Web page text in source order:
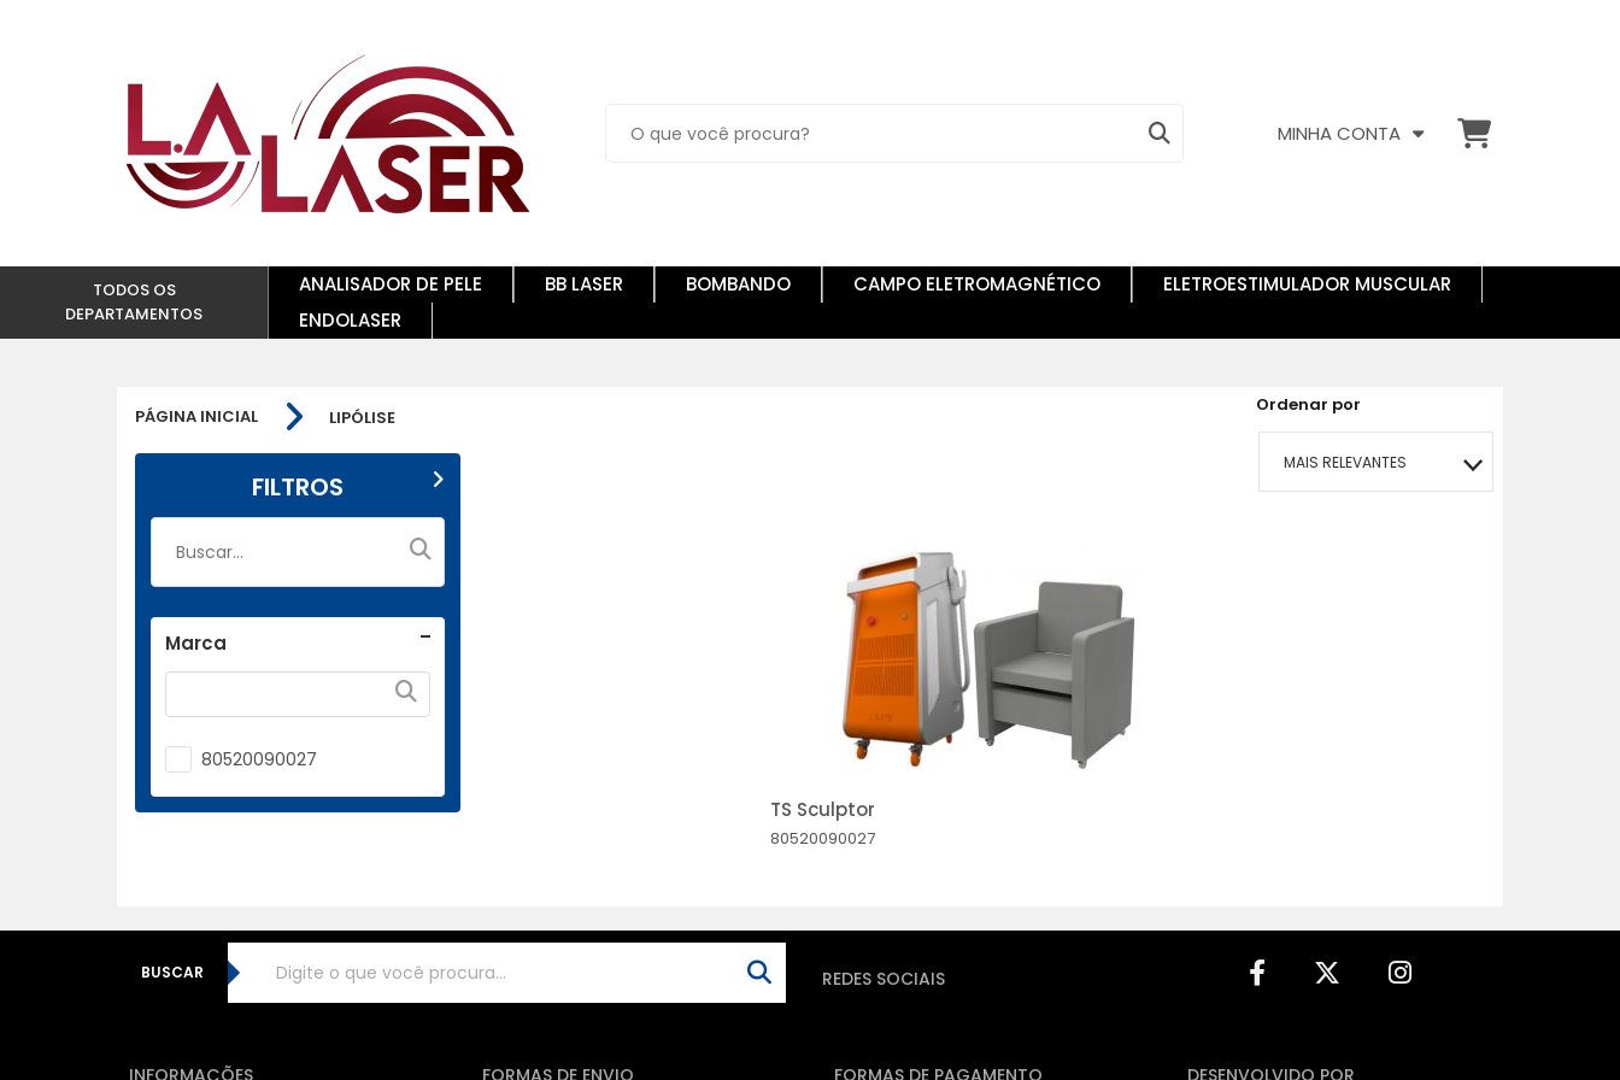
MINHA CONTA
TODOS OS
DEPARTAMENTOS
ANALISADOR DE PELE BB LASER BOMBANDO CAMPO ELETROMAGNÉTICO
ELETROESTIMULADOR MUSCULAR
ENDOLASER
PÁGINA INICIAL LIPÓLISE
Ordenar por
MAIS RELEVANTES
FILTROS
Marca
80520090027
TS Sculptor
80520090027
BUSCAR REDES SOCIAIS
INFORMAÇÕES FORMAS DE ENVIO FORMAS DE PAGAMENTO DESENVOLVIDO POR